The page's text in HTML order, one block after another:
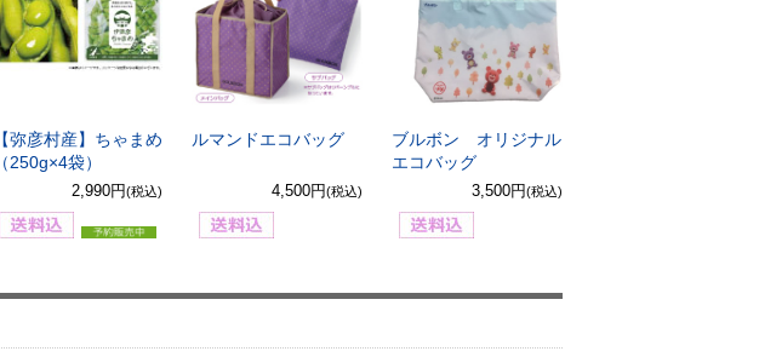
【弥彦村産】ちゃまめ
（250g×4袋）
2,990円(税込)
ルマンドエコバッグ
4,500円(税込)
ブルボン オリジナル
エコバッグ
3,500円(税込)